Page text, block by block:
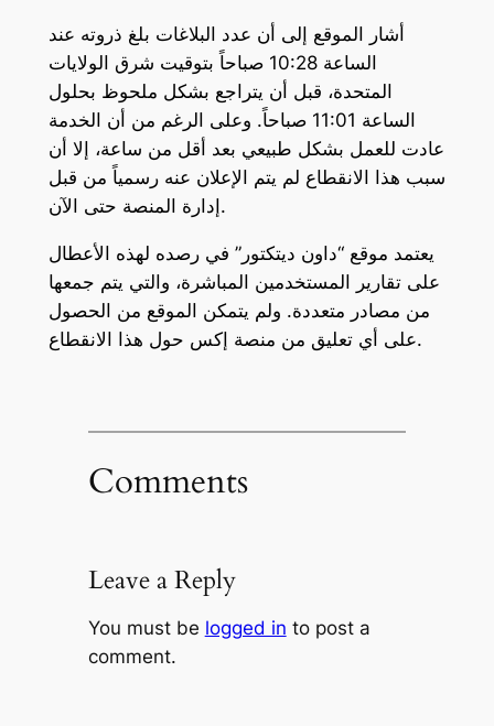
أشار الموقع إلى أن عدد البلاغات بلغ ذروته عند
الساعة 10:28 صباحاً بتوقيت شرق الولايات
المتحدة، قبل أن يتراجع بشكل ملحوظ بحلول
الساعة 11:01 صباحاً. وعلى الرغم من أن الخدمة
عادت للعمل بشكل طبيعي بعد أقل من ساعة، إلا أن
سبب هذا الانقطاع لم يتم الإعلان عنه رسمياً من قبل
إدارة المنصة حتى الآن.
يعتمد موقع “داون ديتكتور” في رصده لهذه الأعطال
على تقارير المستخدمين المباشرة، والتي يتم جمعها
من مصادر متعددة. ولم يتمكن الموقع من الحصول
على أي تعليق من منصة إكس حول هذا الانقطاع.
Comments
Leave a Reply
You must be logged in to post a
comment.